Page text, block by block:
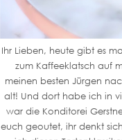
Ihr Lieben, heute gibt es
zum Kaffeeklatsch auf
meinen besten Jürgen
alt! Und dort habe ich in
war die Konditorei
euch geoutet, ihr denkt